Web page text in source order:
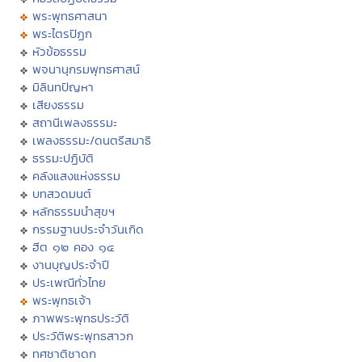
พระพุทธศาสนา
พระไตรปิฏก
หัวข้อธรรม
พจนานุกรมพุทธศาสน์
มิลินทปัญหา
เสียงธรรม
สถานีเพลงธรรมะ
เพลงธรรมะ/ดนตรีสมาธิ
ธรรมะปฏิบัติ
คลังแสงแห่งธรรม
บทสวดมนต์
หลักธรรมนำสุขฯ
กรรมฐานประจำวันเกิด
ฮีต ๑๒ คอง ๑๔
งานบุญประจำปี
ประเพณีทั่วไทย
พระพุทธเจ้า
ภาพพระพุทธประวัติ
ประวัติพระพุทธสาวก
ทศชาติชาดก